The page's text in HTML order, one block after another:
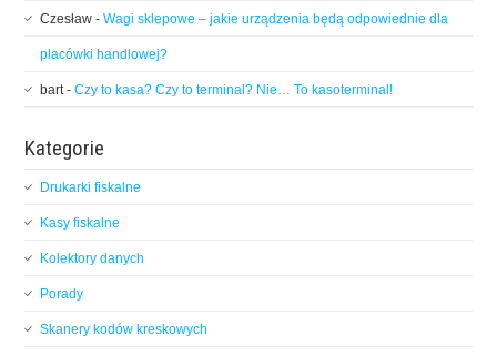
Czesław -Wagi sklepowe – jakie urządzenia będą odpowiednie dla
placówki handlowej?
bart-Czy to kasa? Czy to terminal? Nie… To kasoterminal!
Kategorie
Drukarki fiskalne
Kasy fiskalne
Kolektory danych
Porady
Skanery kodów kreskowych